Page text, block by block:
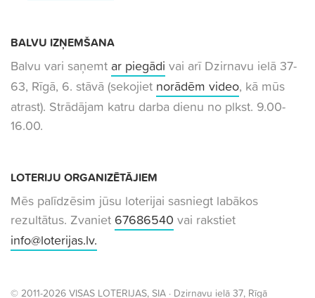
BALVU IZŅEMŠANA
Balvu vari saņemt ar piegādi vai arī Dzirnavu ielā 37-
63, Rīgā, 6. stāvā (sekojiet norādēm video, kā mūs
atrast). Strādājam katru darba dienu no plkst. 9.00-
16.00.
LOTERIJU ORGANIZĒTĀJIEM
Mēs palīdzēsim jūsu loterijai sasniegt labākos
rezultātus. Zvaniet 67686540 vai rakstiet
info@loterijas.lv.
© 2011-2026 VISAS LOTERIJAS, SIA · Dzirnavu ielā 37, Rīgā